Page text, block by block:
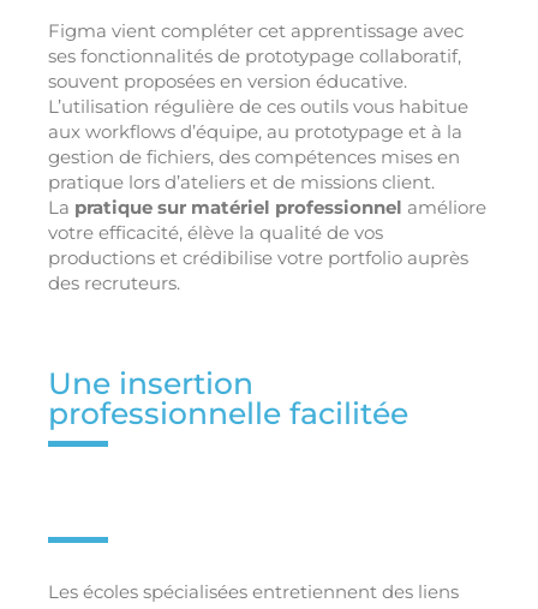
Figma vient compléter cet apprentissage avec
ses fonctionnalités de prototypage collaboratif,
souvent proposées en version éducative.
L’utilisation régulière de ces outils vous habitue
aux workflows d’équipe, au prototypage et à la
gestion de fichiers, des compétences mises en
pratique lors d’ateliers et de missions client.
La pratique sur matériel professionnel améliore
votre efficacité, élève la qualité de vos
productions et crédibilise votre portfolio auprès
des recruteurs.
Une insertion
professionnelle facilitée
Les écoles spécialisées entretiennent des liens